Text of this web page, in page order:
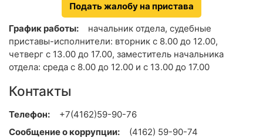
Подать жалобу на пристава
График работы:
начальник отдела, судебные
приставы-исполнители: вторник с 8.00 до 12.00,
четверг с 13.00 до 17.00, заместитель начальника
отдела: среда с 8.00 до 12.00 и с 13.00 до 17.00
Контакты
Телефон:
+7(4162)59-90-76
Сообщение о коррупции:
(4162) 59-90-74